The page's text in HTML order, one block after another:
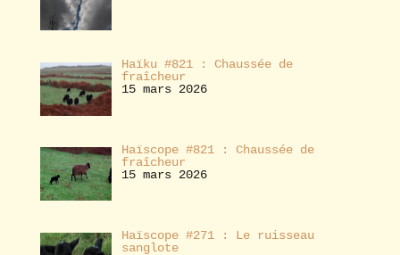
Haïku #821 : Chaussée de
fraîcheur
15 mars 2026
Haïscope #821 : Chaussée de
fraîcheur
15 mars 2026
Haïscope #271 : Le ruisseau
sanglote